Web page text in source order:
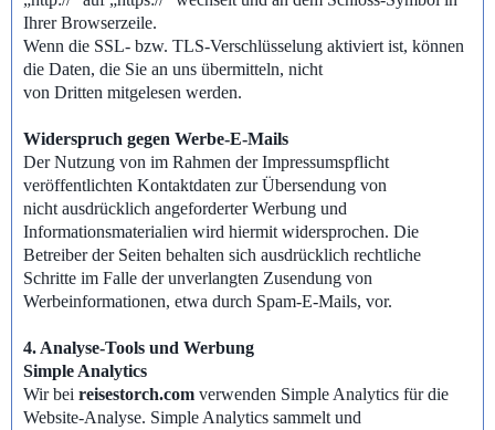
Ihrer Browserzeile.
Wenn die SSL- bzw. TLS-Verschlüsselung aktiviert ist, können
die Daten, die Sie an uns übermitteln, nicht
von Dritten mitgelesen werden.
Widerspruch gegen Werbe-E-Mails
Der Nutzung von im Rahmen der Impressumspflicht
veröffentlichten Kontaktdaten zur Übersendung von
nicht ausdrücklich angeforderter Werbung und
Informationsmaterialien wird hiermit widersprochen. Die
Betreiber der Seiten behalten sich ausdrücklich rechtliche
Schritte im Falle der unverlangten Zusendung von
Werbeinformationen, etwa durch Spam-E-Mails, vor.
4. Analyse-Tools und Werbung
Simple Analytics
Wir bei reisestorch.com verwenden Simple Analytics für die
Website-Analyse. Simple Analytics sammelt und